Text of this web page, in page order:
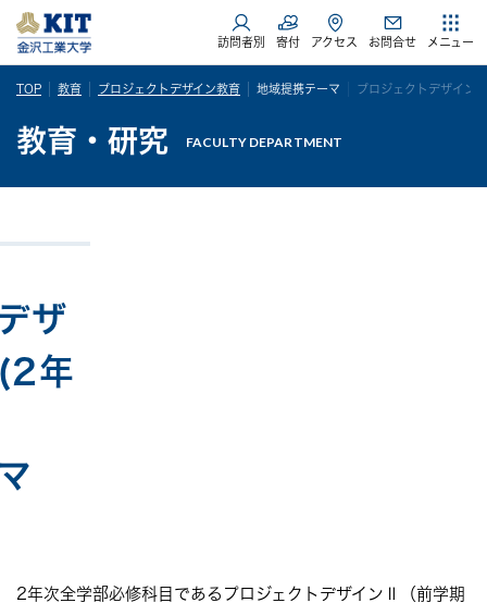
訪問者別 寄付 アクセス お問合せ メニュー
TOP 教育 プロジェクトデザイン教育 地域提携テーマ プロジェクトデザイン
教育・研究 FACULTY DEPARTMENT
ザ
年
2年次全学部必修科目であるプロジェクトデザインⅡ（前学期